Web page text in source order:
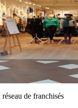
de franchisés